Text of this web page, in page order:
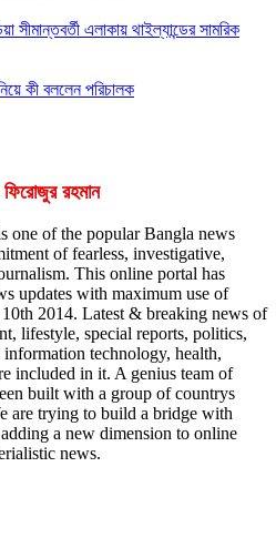
সীমান্তবর্তী এলাকায় থাইল্যান্ডের সামরিক
কী বললেন পরিচালক
রহমান
one of the popular Bangla news
of fearless, investigative,
This online portal has
updates with maximum use of
2014. Latest & breaking news of
lifestyle, special reports, politics,
technology, health,
included in it. A genius team of
built with a group of countrys
are trying to build a bridge with
a new dimension to online
news.